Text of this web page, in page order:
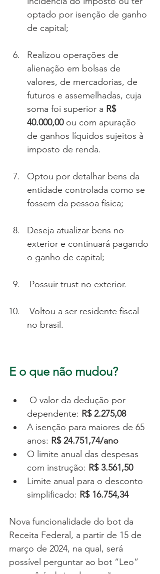
optado por isenção de ganho
de capital;
Realizou operações de
alienação em bolsas de
valores, de mercadorias, de
futuros e assemelhadas, cuja
soma foi superior a R$
40.000,00 ou com apuração
de ganhos líquidos sujeitos à
imposto de renda.
Optou por detalhar bens da
entidade controlada como se
fossem da pessoa física;
Deseja atualizar bens no
exterior e continuará pagando
o ganho de capital;
Possuir trust no exterior.
no brasil.
E o que não mudou?
dependente: R$ 2.275,08
A isenção para maiores de 65
anos: R$ 24.751,74/ano
O limite anual das despesas
com instrução: R$ 3.561,50
Limite anual para o desconto
simplificado: R$ 16.754,34
Nova funcionalidade do bot da
Receita Federal, a partir de 15 de
março de 2024, na qual, será
possível perguntar ao bot “Leo”